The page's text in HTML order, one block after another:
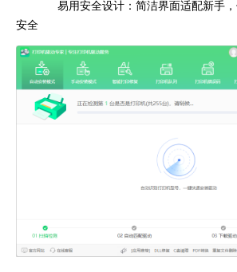
易用安全设计：简洁界面适配新手
安全